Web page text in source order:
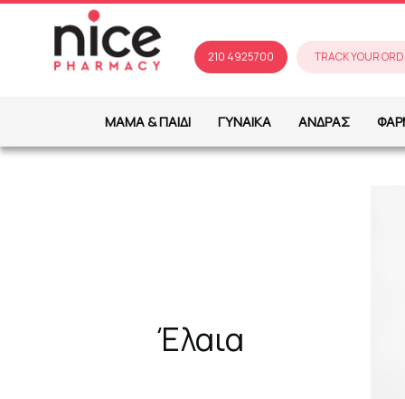
210 4925700 TRACK YOUR
ΜΑΜΑ & ΠΑΙΔΙ ΓΥΝΑΙΚΑ ΑΝΔΡΑΣ
Έλαια